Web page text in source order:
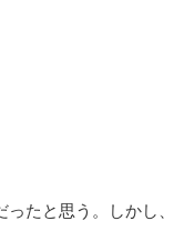
ったと思う。しかし